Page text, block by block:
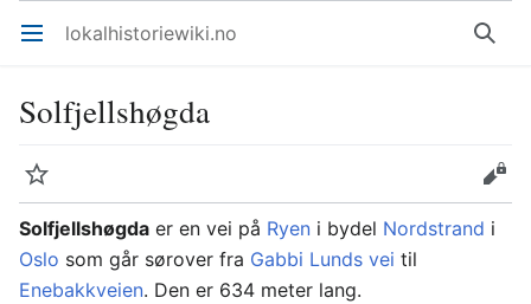
Åpne hovedmenyen lokalhistoriewiki.no Søk
Solfjellshøgda
Overvåk
Rediger
Solfjellshøgda er en vei på Ryen i bydel Nordstrand i
Oslo som går sørover fra Gabbi Lunds vei til
Enebakkveien. Den er 634 meter lang.